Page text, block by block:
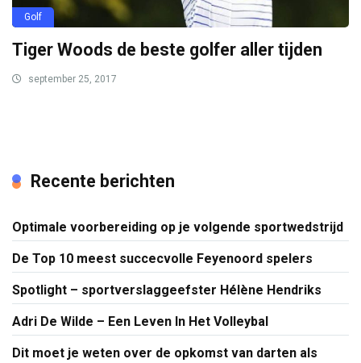
Golf
Tiger Woods de beste golfer aller tijden
september 25, 2017
Recente berichten
Optimale voorbereiding op je volgende sportwedstrijd
De Top 10 meest succecvolle Feyenoord spelers
Spotlight – sportverslaggeefster Hélène Hendriks
Adri De Wilde – Een Leven In Het Volleybal
Dit moet je weten over de opkomst van darten als